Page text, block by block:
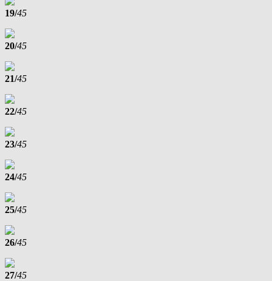
19/45
20/45
21/45
22/45
23/45
24/45
25/45
26/45
27/45